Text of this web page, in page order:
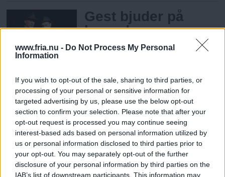
www.fria.nu - Do Not Process My Personal
Information
If you wish to opt-out of the sale, sharing to third parties, or
processing of your personal or sensitive information for
targeted advertising by us, please use the below opt-out
section to confirm your selection. Please note that after your
opt-out request is processed you may continue seeing
interest-based ads based on personal information utilized by
us or personal information disclosed to third parties prior to
your opt-out. You may separately opt-out of the further
disclosure of your personal information by third parties on the
IAB’s list of downstream participants. This information may
Gest bjuder på
lysande
skräckteater
tycker Kristin Ödlund. Göteborgs Fria
Teatergruppen
Institutet fortsätter
att provocera
Den numera Berlinbaserade teatergruppen
Institutet aktuell med två föreställningar